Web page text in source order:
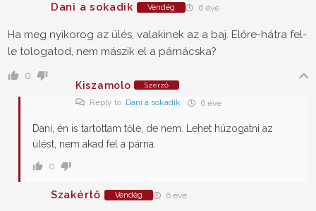
Dani a sokadik Vendég 6 éve
Ha meg nyikorog az ülés, valakinek az a baj. Előre-hátra fel-
le tologatod, nem mászik el a párnácska?
0
Kiszamolo
Szerző
Reply to Dani a sokadik 6 éve
Dani, én is tartottam tőle, de nem. Lehet húzogatni az
ülést, nem akad fel a párna.
0
Szakértő Vendég 6 éve